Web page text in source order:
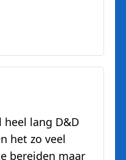
heel lang D&D
het zo veel
bereiden maar